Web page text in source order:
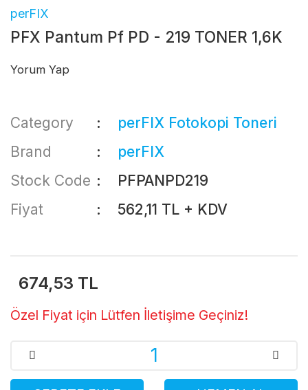
perFIX
PFX Pantum Pf PD - 219 TONER 1,6K
Yorum Yap
Category
perFIX Fotokopi Toneri
Brand
perFIX
Stock Code
PFPANPD219
Fiyat
562,11 TL + KDV
674,53 TL
Özel Fiyat için Lütfen İletişime Geçiniz!